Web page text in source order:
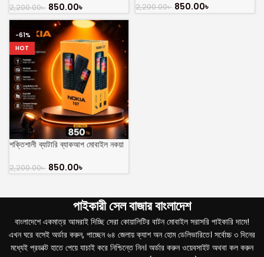
2,200.00৳ 850.00৳ 2,200.00৳ 850.00৳
-61%
HOT
শক্তিশালী ব্যাটারি ব্যাকআপ মোবাইল নকয়া
2,200.00৳ 850.00৳
পাইকারী সেল বাজার বাংলাদেশ
বাংলাদেশে একমাত্র আমরাই দিচ্ছি সেরা কোয়ালিটির বাটন মোবাইল সরাসরি পাইকারি দামে!
এখন ঘরে বসেই অর্ডার করুন, পাচ্ছেন ৬৪ জেলায় ক্যাশ অন হোম ডেলিভারিতে। সর্বোচ্চ ৩ দিনের
মধ্যেই প্রডাক্ট হাতে পেয়ে যাচাই করে নিশ্চিন্তে নিন। অর্ডার করুন ওয়েবসাইট অথবা কল করুন